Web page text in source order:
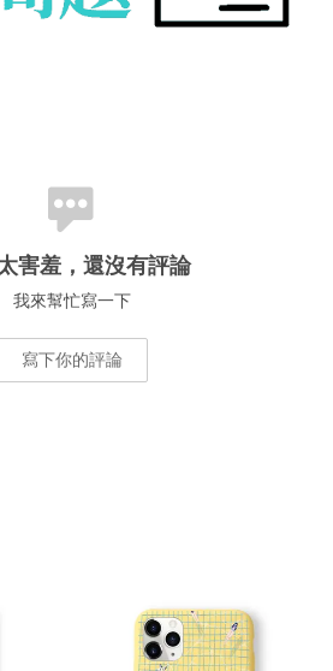
害羞，還沒有評論
我來幫忙寫一下
寫下你的評論